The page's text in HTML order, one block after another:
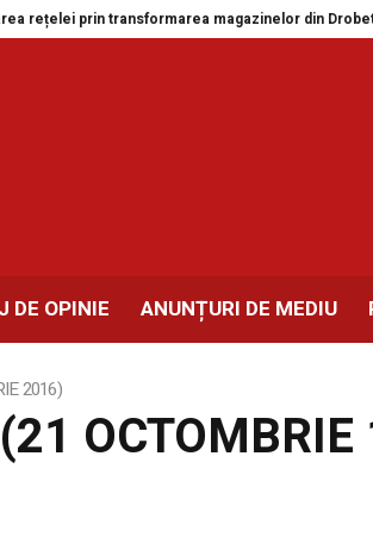
prin transformarea magazinelor din Drobeta-
DE OPINIE ANUNȚURI DE MEDIU
2016)